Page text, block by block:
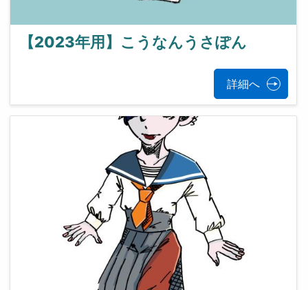
【2023年用】こうなんうさぽん
詳細へ